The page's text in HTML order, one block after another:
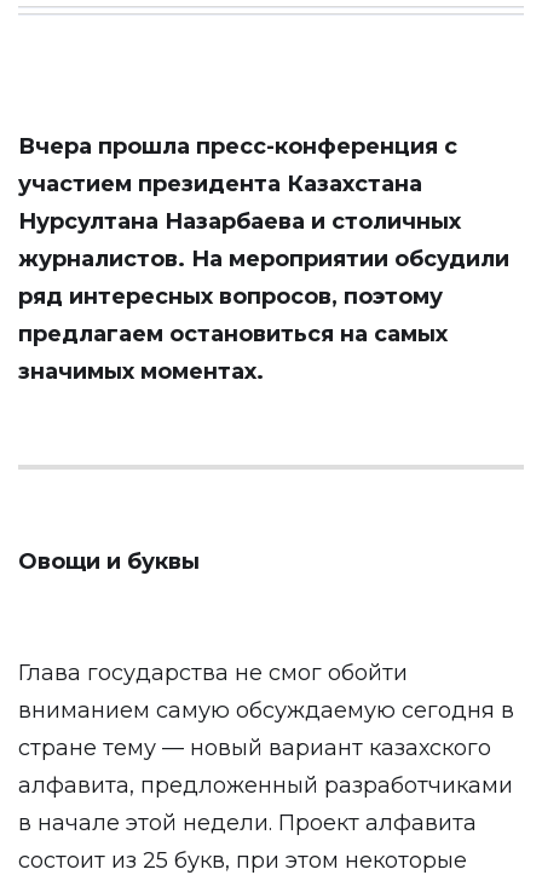
Вчера прошла пресс-конференция с
участием президента Казахстана
Нурсултана Назарбаева и столичных
журналистов. На мероприятии обсудили
ряд интересных вопросов, поэтому
предлагаем остановиться на самых
значимых моментах.
Овощи и буквы
Глава государства не смог обойти
вниманием самую обсуждаемую сегодня в
стране тему — новый вариант казахского
алфавита, предложенный разработчиками
в начале этой недели. Проект алфавита
состоит из 25 букв, при этом некоторые